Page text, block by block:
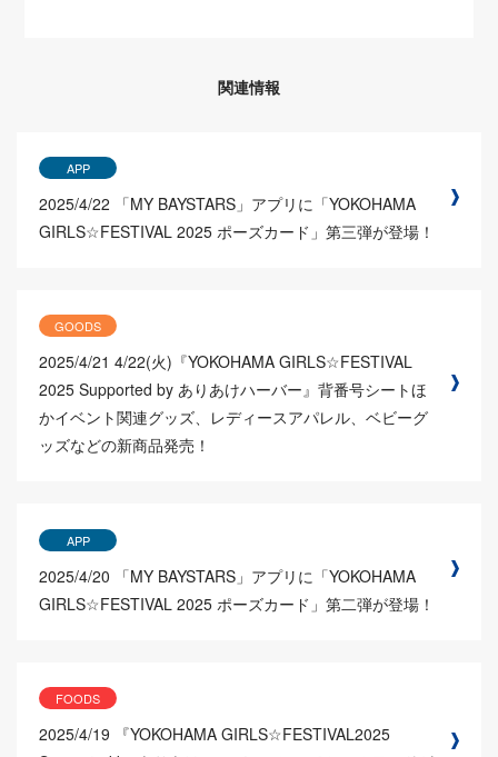
関連情報
APP
2025/4/22
「MY BAYSTARS」アプリに「YOKOHAMA
GIRLS☆FESTIVAL 2025 ポーズカード」第三弾が登場！
GOODS
2025/4/21 4/22(火)『YOKOHAMA GIRLS☆FESTIVAL
2025 Supported by ありあけハーバー』背番号シートほ
かイベント関連グッズ、レディースアパレル、ベビーグ
ッズなどの新商品発売！
APP
2025/4/20
「MY BAYSTARS」アプリに「YOKOHAMA
GIRLS☆FESTIVAL 2025 ポーズカード」第二弾が登場！
FOODS
2025/4/19
『YOKOHAMA GIRLS☆FESTIVAL2025